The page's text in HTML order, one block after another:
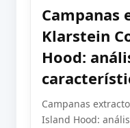
Campanas
Klarstein
Hood:
Campanas
Island Hood: